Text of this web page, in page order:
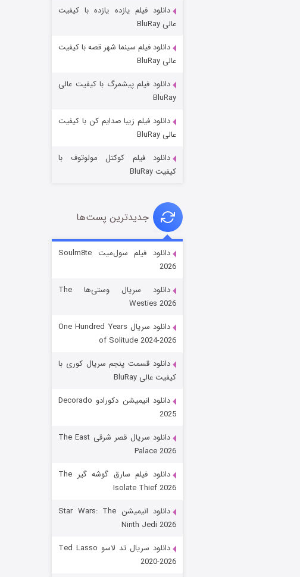
جادوگری در مغولستان
قسمت۶ (زیرنویس)
رویایی برای تو
قسمت۱۵ (دوبله)
دانلود فیلم یازده یازده با کیفیت
عالی BluRay
دانلود فیلم سینما شهر قصه با کیفیت
عالی BluRay
دانلود فیلم پیشمرگ با کیفیت عالی
BluRay
دانلود فیلم زیبا صدایم کن با کیفیت
عالی BluRay
دانلود فیلم کوکتل مولوتوف با
کیفیت BluRay
جدیدترین پست‌ها
دانلود فیلم سول‌میت Soulm8te
2026
دانلود سریال وستی‌ها The
Westies 2026
دانلود سریال One Hundred Years
of Solitude 2024-2026
دانلود قسمت پنجم سریال کوری با
کیفیت عالی BluRay
دانلود انیمیشن دکورادو Decorado
2025
دانلود سریال قصر شرقی The East
Palace 2026
دانلود فیلم سارق گوشه گیر The
Isolate Thief 2026
دانلود انیمیشن Star Wars: The
Ninth Jedi 2026
دانلود سریال تد لاسو Ted Lasso
2020-2026